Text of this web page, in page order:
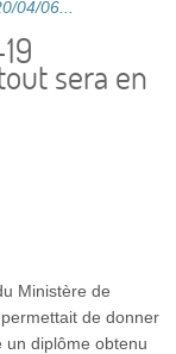
04/06...
sera en
Ministère de
de donner
un diplôme obtenu